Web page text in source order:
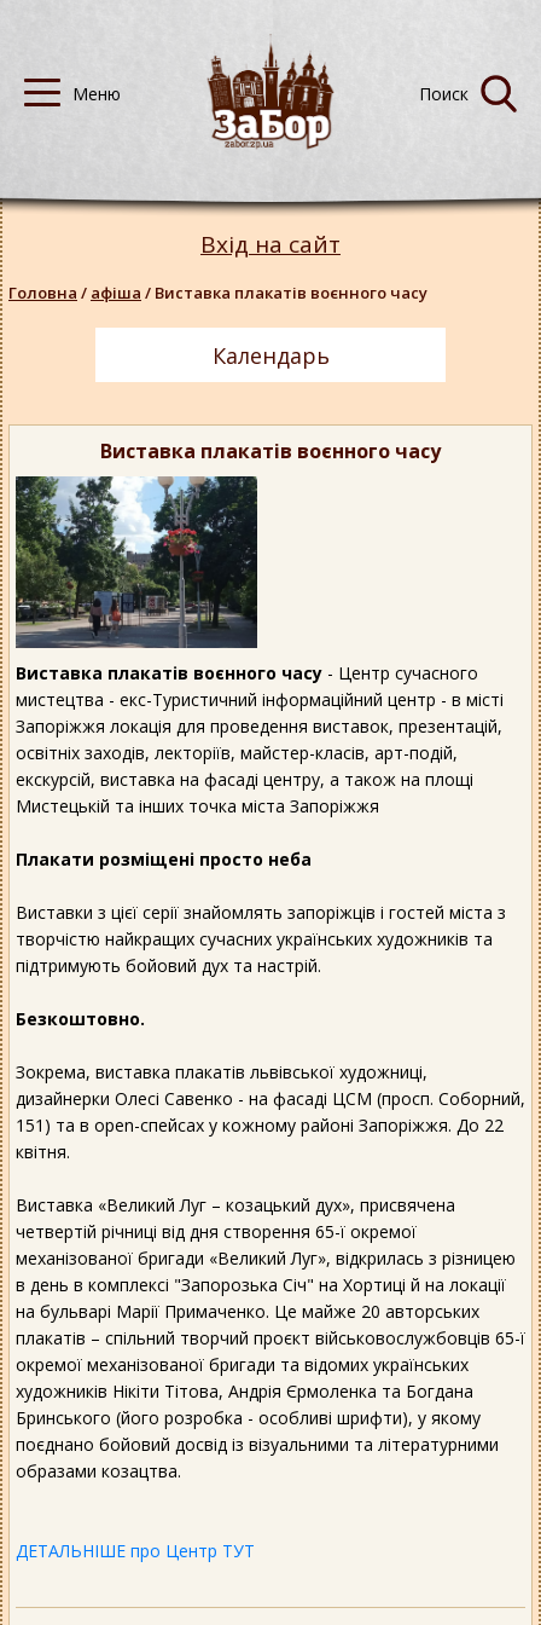
Виставка плакатів воєнного часу
Виставка плакатів воєнного часу - Центр сучасного
мистецтва - екс-Туристичний інформаційний центр - в місті
Запоріжжя локація для проведення виставок, презентацій,
освітніх заходів, лекторіїв, майстер-класів, арт-подій,
екскурсій, виставка на фасаді центру, а також на площі
Мистецькій та інших точка міста Запоріжжя
Плакати розміщені просто неба
Виставки з цієї серії знайомлять запоріжців і гостей міста з
творчістю найкращих сучасних українських художників та
підтримують бойовий дух та настрій.
Безкоштовно.
Зокрема, виставка плакатів львівської художниці,
дизайнерки Олесі Савенко - на фасаді ЦСМ (просп. Соборний,
151) та в оpen-спейсах у кожному районі Запоріжжя. До 22
квітня.
Виставка «Великий Луг – козацький дух», присвячена
четвертій річниці від дня створення 65-ї окремої
механізованої бригади «Великий Луг», відкрилась з різницею
в день в комплексі "Запорозька Січ" на Хортиці й на локації
на бульварі Марії Примаченко. Це майже 20 авторських
плакатів – спільний творчий проєкт військовослужбовців 65-ї
окремої механізованої бригади та відомих українських
художників Нікіти Тітова, Андрія Єрмоленка та Богдана
Бринського (його розробка - особливі шрифти), у якому
поєднано бойовий досвід із візуальними та літературними
образами козацтва.
ДЕТАЛЬНІШЕ про Центр ТУТ
Вхід на сайт
Головна / афіша / Виставка плакатів воєнного часу
Календарь